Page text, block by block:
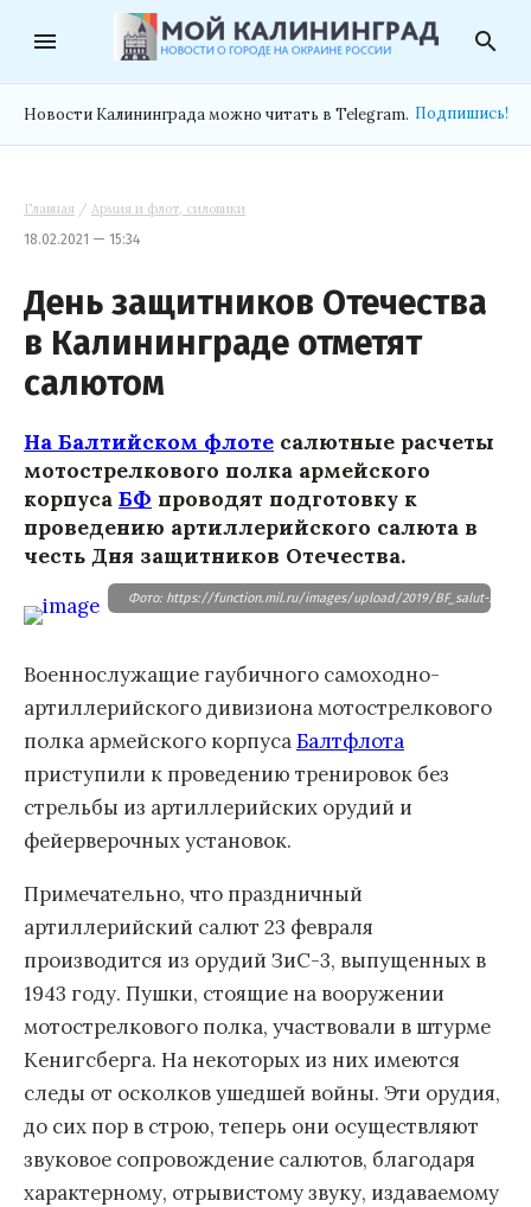
menu search
Новости Калининграда можно читать в Telegram. Подпишись!
Главная / Армия и флот, силовики
18.02.2021 — 15:34
День защитников Отечества
в Калининграде отметят
салютом
На Балтийском флоте салютные расчеты
мотострелкового полка армейского
корпуса БФ проводят подготовку к
проведению артиллерийского салюта в
честь Дня защитников Отечества.
Фото: https://function.mil.ru/images/upload/2019/BF_salut-550.JPG
Военнослужащие гаубичного самоходно-
артиллерийского дивизиона мотострелкового
полка армейского корпусаБалтфлота
приступили к проведению тренировок без
стрельбы из артиллерийских орудий и
фейерверочных установок.
Примечательно, что праздничный
артиллерийский салют 23 февраля
производится из орудий ЗиС-3, выпущенных в
1943 году. Пушки, стоящие на вооружении
мотострелкового полка, участвовали в штурме
Кенигсберга. На некоторых из них имеются
следы от осколков ушедшей войны. Эти орудия,
до сих пор в строю, теперь они осуществляют
звуковое сопровождение салютов, благодаря
характерному, отрывистому звуку, издаваемому